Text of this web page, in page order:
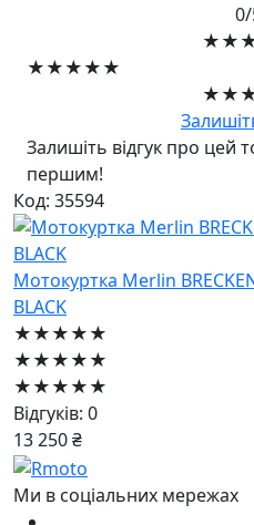
★★★★★
Залишіть відгук про цей
першим!
Код: 35594
Мотокуртка Merlin
BLACK
★★★★★
★★★★★
★★★★★
Відгуків: 0
13 250 ₴
Ми в соціальних мережах